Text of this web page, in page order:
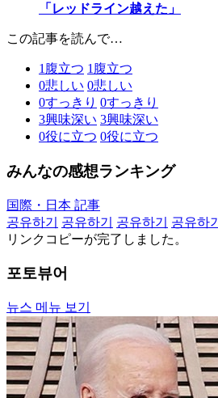
「レッドライン越えた」
この記事を読んで…
1 腹立つ 1 腹立つ
0悲しい 0悲しい
0すっきり 0すっきり
3興味深い 3興味深い
0役に立つ 0役に立つ
みんなの感想ランキング
国際・日本 記事
공유하기
공유하기 공유하기 공유하기
リンクコピーが完了しました。
포토뷰어
뉴스 메뉴 보기